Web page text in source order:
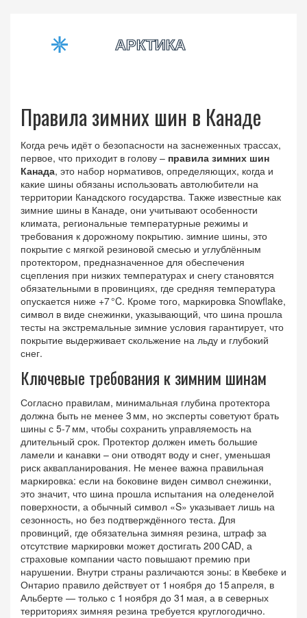
Правила зимних шин в Канаде
Когда речь идёт о безопасности на заснеженных трассах,
первое, что приходит в голову – правила зимних шин
Канада, это набор нормативов, определяющих, когда и
какие шины обязаны использовать автолюбители на
территории Канадского государства. Также известные как
зимние шины в Канаде, они учитывают особенности
климата, региональные температурные режимы и
требования к дорожному покрытию. зимние шины, это
покрытие с мягкой резиновой смесью и углублённым
протектором, предназначенное для обеспечения
сцепления при низких температурах и снегу становятся
обязательными в провинциях, где средняя температура
опускается ниже +7 °C. Кроме того, маркировка Snowflake,
символ в виде снежинки, указывающий, что шина прошла
тесты на экстремальные зимние условия гарантирует, что
покрытие выдерживает скольжение на льду и глубокий
снег.
Ключевые требования к зимним шинам
Согласно правилам, минимальная глубина протектора
должна быть не менее 3 мм, но эксперты советуют брать
шины с 5‑7 мм, чтобы сохранить управляемость на
длительный срок. Протектор должен иметь большие
ламели и канавки – они отводят воду и снег, уменьшая
риск аквапланирования. Не менее важна правильная
маркировка: если на боковине виден символ снежинки,
это значит, что шина прошла испытания на оледенелой
поверхности, а обычный символ «S» указывает лишь на
сезонность, но без подтверждённого теста. Для
провинций, где обязательна зимняя резина, штраф за
отсутствие маркировки может достигать 200 CAD, а
страховые компании часто повышают премию при
нарушении. Внутри страны различаются зоны: в Квебеке и
Онтарио правило действует от 1 ноября до 15 апреля, в
Альберте — только с 1 ноября до 31 мая, а в северных
территориях зимняя резина требуется круглогодично.